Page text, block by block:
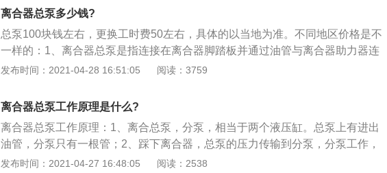
分泵活塞上，取出损坏的活塞后，迅速装入新件。注意，取出和装入活塞时，应
将泵口朝上，防止液压油漏出。然后用上述方法排气。
离合器总泵多少钱?
总泵100块钱左右，更换工时费50左右，具体的以当地为准。不同地区价格是不
一样的：1、离合器总泵是指连接在离合器脚踏板并通过油管与离合器助力器连
接的部分，作用是采集踏板行程信息通过助力器的作用使离合器实现分离；2、
迫使分泵拉杆推动分离叉，将分离轴承推向前；当驾车者松开离合器踏板时，液
压解除，分离叉在回位弹簧作用下逐渐退回原位，离合器又处在接合状态；3、
离合器总泵活塞中部有一个径向长圆通孔，限向螺钉穿过活塞长圆孔，防止活塞
旋转，进油阀装入活塞左端轴向孔中，进油阀座通过活塞表面的直孔插在活塞孔
中。
发布时间：2021-04-28 16:51:05 阅读：3759
离合器总泵工作原理是什么?
离合器总泵工作原理：1、离合总泵，分泵，相当于两个液压缸。总泵上有进出
油管，分泵只有一根管；2、踩下离合器，总泵的压力传输到分泵，分泵工作，
分离拨叉将离合器压盘及片脱离飞轮，这时就可以开始换挡。松开离合器，分泵
发布时间：2021-04-27 16:48:05 阅读：2538